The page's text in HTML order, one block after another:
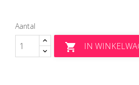
Aantal
 IN